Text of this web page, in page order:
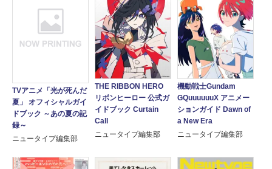
TVアニメ「光が死んだ
夏」 オフィシャルガイ
ドブック ～あの夏の記
録～
ニュータイプ編集部
THE RIBBON HERO
リボンヒーロー 公式ガ
イドブック Curtain
Call
ニュータイプ編集部
機動戦士Gundam
GQuuuuuuX アニメー
ションガイド Dawn of
a New Era
ニュータイプ編集部